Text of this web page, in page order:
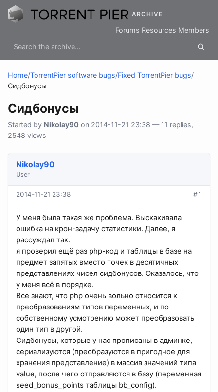
ARCHIVE
Forums Resources Members
Home/TorrentPier software bugs/Fixed TorrentPier bugs/
Сидбонусы
Сидбонусы
Started by Nikolay90 on 2014-11-21 23:38 — 11 replies,
2548 views
Nikolay90
User
2014-11-21 23:38 #1
У меня была такая же проблема. Выскакивала
ошибка на крон-задачу статистики. Далее, я
рассуждал так:
я проверил ещё раз php-код и таблицы в базе на
предмет запятых вместо точек в десятичных
представлениях чисел сидбонусов. Оказалось, что
у меня всё в порядке.
Все знают, что php очень вольно относится к
преобразованиям типов переменных, и по
собственному усмотрению может преобразовать
один тип в другой.
Сидбонусы, которые у нас прописаны в админке,
сериализуются (преобразуются в пригодное для
хранения представление) в массив значений типа
value, после чего отправляются в базу (переменная
seed_bonus_points таблицы bb_config).